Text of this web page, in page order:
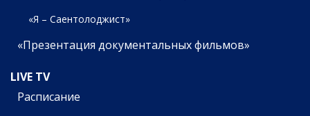
«Я – Саентолоджист»
«Презентация документальных фильмов»
LIVE TV
Расписание